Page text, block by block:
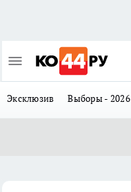
Эксклюзив Выборы - 2026